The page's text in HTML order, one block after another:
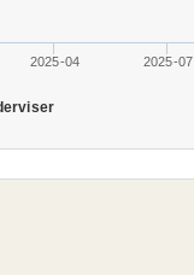
2025-04 2025-07